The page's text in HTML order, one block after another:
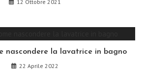
12 Ottobre 2021
nascondere la lavatrice in bagno
22 Aprile 2022